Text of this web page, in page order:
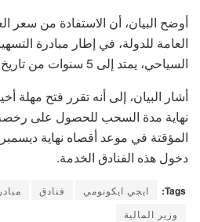
أوضح البيان، أن الاستفادة من سعر
العامة للدولة، في إطار مبادرة
السياحي، يمتد إلى 5 سنوات من تاريخ السحب الأول من البنوك.
نهاية مدة السحب للحصول على رخصة
دخول هذه الفنادق الخدمة.
Tags: ايجي ايكونومي فنادق
وزير المالية